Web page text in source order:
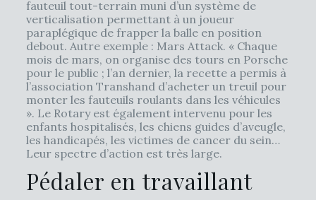
fauteuil tout-terrain muni d’un système de
verticalisation permettant à un joueur
paraplégique de frapper la balle en position
debout. Autre exemple : Mars Attack. « Chaque
mois de mars, on organise des tours en Porsche
pour le public ; l’an dernier, la recette a permis à
l’association Transhand d’acheter un treuil pour
monter les fauteuils roulants dans les véhicules
». Le Rotary est également intervenu pour les
enfants hospitalisés, les chiens guides d’aveugle,
les handicapés, les victimes de cancer du sein…
Leur spectre d’action est très large.
Pédaler en travaillant